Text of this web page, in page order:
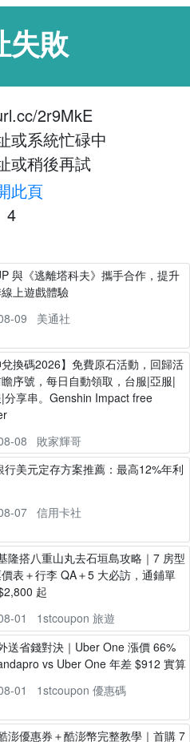
失敗
2r9MkE
或系統忙碌中
或稍後再試
此頁
4
與《逃離塔科夫》攜手合作，提升
上遊戲體驗
09
美通社
兌換碼2026】免費原石活動，回歸活
序號，每日自動領取，台服|亞服|
分享串。Genshin Impact free
08
敗家輝哥
行美元定存方案推薦：最高12%年利
07
信用卡社
隆搭八重山丸去石垣島攻略｜7 房型
表＋行李 QA＋5 大必訪，通鋪單
起
01
1stcoupon 旅遊
送省錢對決｜Uber One 漲價 66%
vs Uber One 年差 $912 實算
01
1stcoupon 優惠碼
澎優惠券＋酷澎幣完整教學｜首購 7